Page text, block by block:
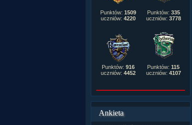
Punktów: 1509
uczniów: 4220
Punktów: 335
uczniów: 3778
Punktów: 916
uczniów: 4452
Punktów: 115
uczniów: 4107
Ankieta